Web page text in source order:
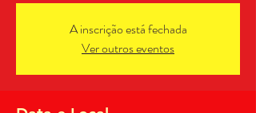
A inscrição está fechada
Ver outros eventos